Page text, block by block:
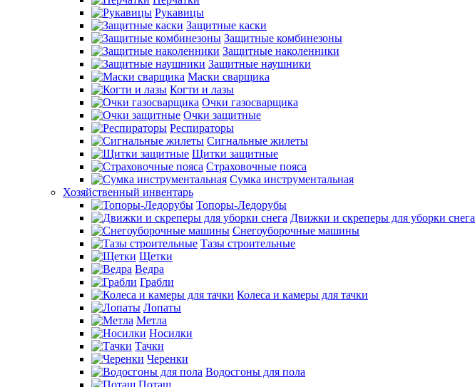
Рукавицы
Защитные каски
Защитные комбинезоны
Защитные наколенники
Защитные наушники
Маски сварщика
Когти и лазы
Очки газосварщика
Очки защитные
Респираторы
Сигнальные жилеты
Щитки защитные
Страховочные пояса
Сумка инструментальная
Хозяйственный инвентарь
Топоры-Ледорубы
Движки и скреперы для уборки снега
Снегоуборочные машины
Тазы строительные
Щетки
Ведра
Грабли
Колеса и камеры для тачки
Лопаты
Метла
Носилки
Тачки
Черенки
Водосгоны для пола
Поташ